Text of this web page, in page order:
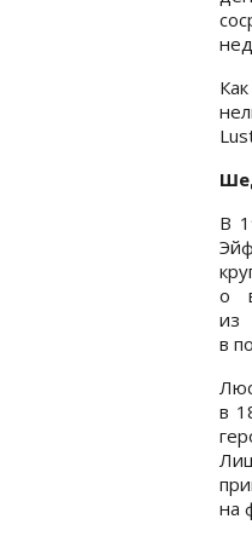
В
о
из
в
в
на